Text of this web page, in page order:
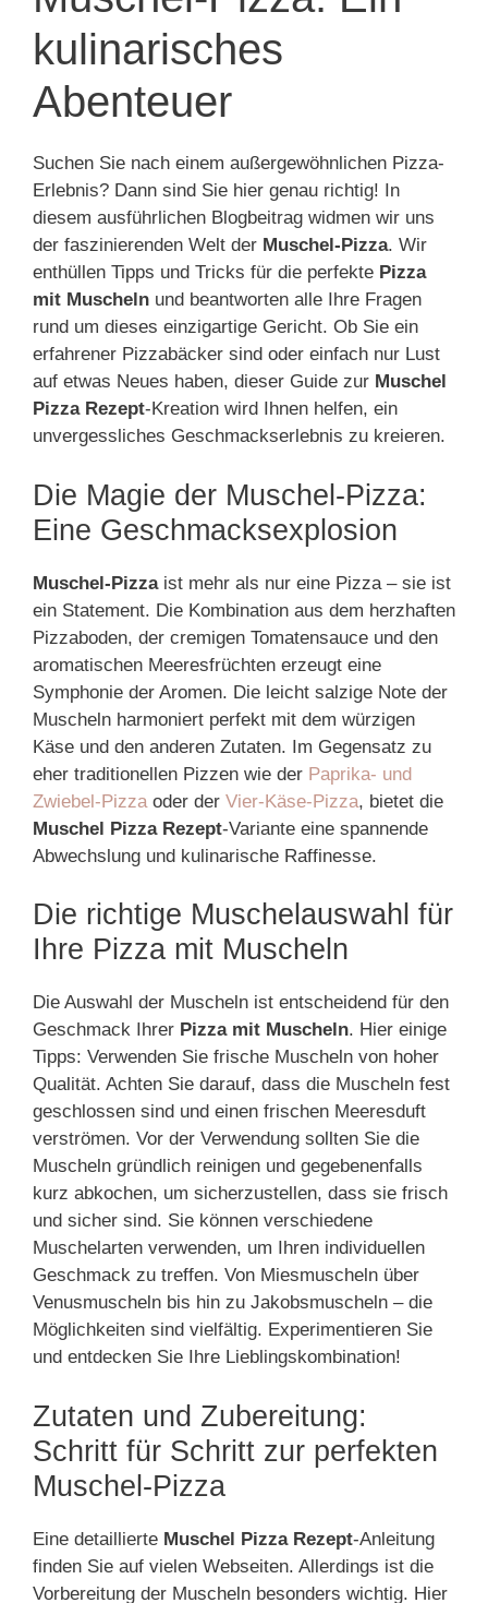
kulinarisches
Abenteuer
Suchen Sie nach einem außergewöhnlichen Pizza-
Erlebnis? Dann sind Sie hier genau richtig! In
diesem ausführlichen Blogbeitrag widmen wir uns
der faszinierenden Welt der Muschel-Pizza. Wir
enthüllen Tipps und Tricks für die perfekte Pizza
mit Muscheln und beantworten alle Ihre Fragen
rund um dieses einzigartige Gericht. Ob Sie ein
erfahrener Pizzabäcker sind oder einfach nur Lust
auf etwas Neues haben, dieser Guide zur Muschel
Pizza Rezept-Kreation wird Ihnen helfen, ein
unvergessliches Geschmackserlebnis zu kreieren.
Die Magie der Muschel-Pizza:
Eine Geschmacksexplosion
Muschel-Pizzaist mehr als nur eine Pizza – sie ist
ein Statement. Die Kombination aus dem herzhaften
Pizzaboden, der cremigen Tomatensauce und den
aromatischen Meeresfrüchten erzeugt eine
Symphonie der Aromen. Die leicht salzige Note der
Muscheln harmoniert perfekt mit dem würzigen
Käse und den anderen Zutaten. Im Gegensatz zu
eher traditionellen Pizzen wie der Paprika- und
Zwiebel-Pizza oder der Vier-Käse-Pizza, bietet die
Muschel Pizza Rezept-Variante eine spannende
Abwechslung und kulinarische Raffinesse.
Die richtige Muschelauswahl für
Ihre Pizza mit Muscheln
Die Auswahl der Muscheln ist entscheidend für den
Geschmack Ihrer Pizza mit Muscheln. Hier einige
Tipps: Verwenden Sie frische Muscheln von hoher
Qualität. Achten Sie darauf, dass die Muscheln fest
geschlossen sind und einen frischen Meeresduft
verströmen. Vor der Verwendung sollten Sie die
Muscheln gründlich reinigen und gegebenenfalls
kurz abkochen, um sicherzustellen, dass sie frisch
und sicher sind. Sie können verschiedene
Muschelarten verwenden, um Ihren individuellen
Geschmack zu treffen. Von Miesmuscheln über
Venusmuscheln bis hin zu Jakobsmuscheln – die
Möglichkeiten sind vielfältig. Experimentieren Sie
und entdecken Sie Ihre Lieblingskombination!
Zutaten und Zubereitung:
Schritt für Schritt zur perfekten
Muschel-Pizza
Eine detaillierte Muschel Pizza Rezept-Anleitung
finden Sie auf vielen Webseiten. Allerdings ist die
Vorbereitung der Muscheln besonders wichtig. Hier